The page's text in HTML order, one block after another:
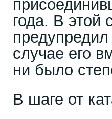
года. В этой
случае его
ни было
В шаге от